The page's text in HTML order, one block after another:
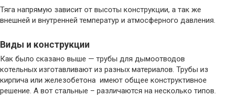
Тяга напрямую зависит от высоты конструкции, а так же
внешней и внутренней температур и атмосферного давления.
Виды и конструкции
Как было сказано выше — трубы для дымоотводов
котельных изготавливают из разных материалов. Трубы из
кирпича или железобетона имеют общее конструктивное
решение. А вот стальные – различаются на несколько типов.